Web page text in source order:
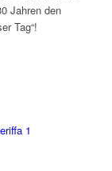
Jahren den
Tag“!